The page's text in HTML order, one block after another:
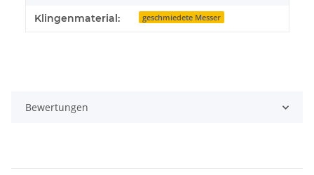
Klingenmaterial: geschmiedete Messer
Bewertungen